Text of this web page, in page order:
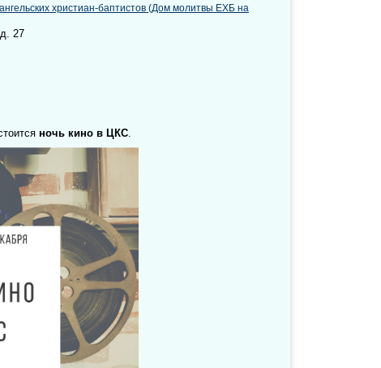
христиан-баптистов (Дом молитвы ЕХБ на
27
ночь кино в ЦКС.